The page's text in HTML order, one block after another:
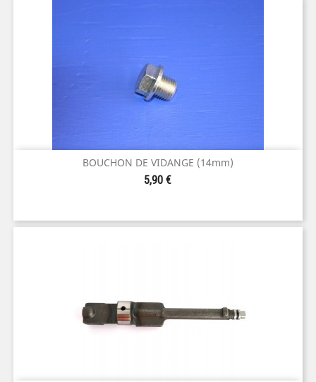
BOUCHON DE VIDANGE (14mm)
Prix
5,90 €